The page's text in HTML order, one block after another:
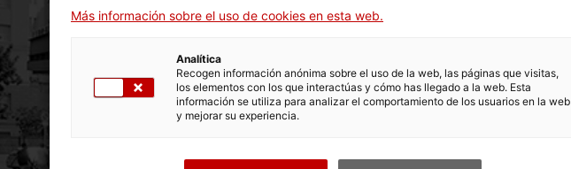
Más información sobre el uso de cookies en esta web.
Analítica
Recogen información anónima sobre el uso de la web, las páginas que visitas,
los elementos con los que interactúas y cómo has llegado a la web. Esta
información se utiliza para analizar el comportamiento de los usuarios en la web
y mejorar su experiencia.